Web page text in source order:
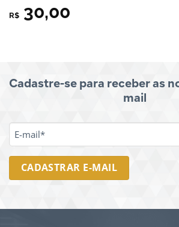
R$30,00
Cadastre-se para receber as
mail